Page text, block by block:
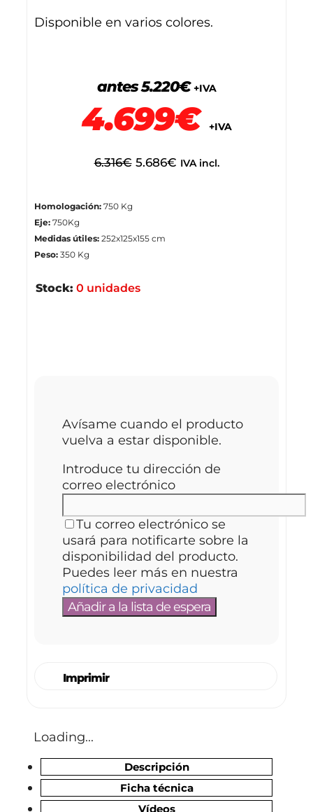
Disponible en varios colores.
antes 5.220€+IVA
4.699€ +IVA
6.316€ 5.686€ IVA incl.
Homologación: 750 Kg
Eje: 750Kg
Medidas útiles: 252x125x155 cm
Peso: 350 Kg
Stock: 0 unidades
Avísame cuando el producto
vuelva a estar disponible.
Introduce tu dirección de
correo electrónico
Tu correo electrónico se
usará para notificarte sobre la
disponibilidad del producto.
Puedes leer más en nuestra
política de privacidad
Imprimir
Loading...
Descripción
Ficha técnica
Vídeos